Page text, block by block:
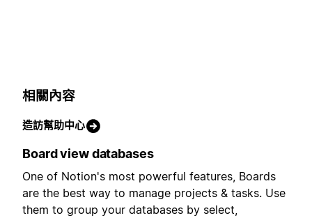
相關內容
造訪幫助中心
Board view databases
One of Notion's most powerful features, Boards
are the best way to manage projects & tasks. Use
them to group your databases by select,